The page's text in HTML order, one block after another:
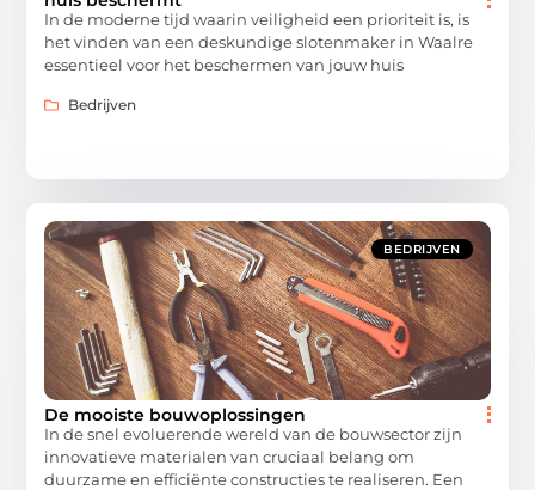
In de moderne tijd waarin veiligheid een prioriteit is, is
het vinden van een deskundige slotenmaker in Waalre
essentieel voor het beschermen van jouw huis
Bedrijven
BEDRIJVEN
De mooiste bouwoplossingen
In de snel evoluerende wereld van de bouwsector zijn
innovatieve materialen van cruciaal belang om
duurzame en efficiënte constructies te realiseren. Een